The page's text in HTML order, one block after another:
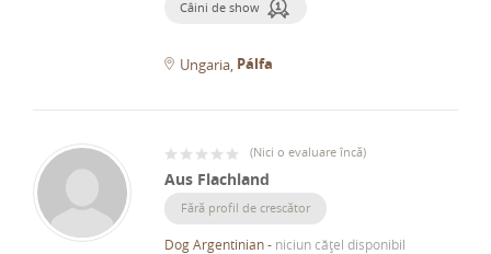
Câini de show
Ungaria Pálfa
(Nici o evaluare încă)
Aus Flachland
Fără profil de crescător
Dog Argentinian- niciun cățel disponibil